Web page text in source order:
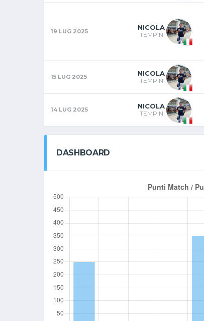
19 LUG 2025 NICOLA
TEMPINI
15 LUG 2025 NICOLA
TEMPINI
14 LUG 2025 NICOLA
TEMPINI
DASHBOARD